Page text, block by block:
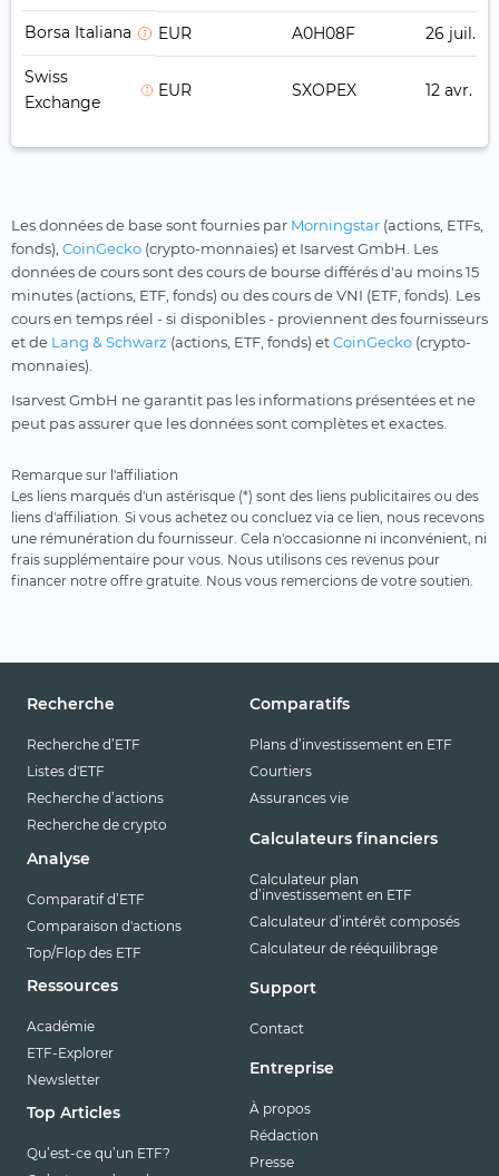
Borsa Italiana EUR A0H08F 26 juil.
Swiss
Exchange
EUR SXOPEX 12 avr.
Les données de base sont fournies par Morningstar (actions, ETFs,
fonds), CoinGecko (crypto-monnaies) et Isarvest GmbH. Les
données de cours sont des cours de bourse différés d'au moins 15
minutes (actions, ETF, fonds) ou des cours de VNI (ETF, fonds). Les
cours en temps réel - si disponibles - proviennent des fournisseurs
et de Lang & Schwarz (actions, ETF, fonds) etCoinGecko (crypto-
monnaies).
Isarvest GmbH ne garantit pas les informations présentées et ne
peut pas assurer que les données sont complètes et exactes.
Remarque sur l'affiliation
Les liens marqués d'un astérisque (*) sont des liens publicitaires ou des
liens d'affiliation. Si vous achetez ou concluez via ce lien, nous recevons
une rémunération du fournisseur. Cela n'occasionne ni inconvénient, ni
frais supplémentaire pour vous. Nous utilisons ces revenus pour
financer notre offre gratuite. Nous vous remercions de votre soutien.
Recherche
Recherche d’ETF
Listes d'ETF
Recherche d’actions
Recherche de crypto
Analyse
Comparatif d’ETF
Comparaison d'actions
Top/Flop des ETF
Ressources
Académie
ETF-Explorer
Newsletter
Top Articles
Qu’est-ce qu’un ETF?
Comparatifs
Plans d’investissement en ETF
Courtiers
Assurances vie
Calculateurs financiers
Calculateur plan
d’investissement en ETF
Calculateur d’intérêt composés
Calculateur de rééquilibrage
Support
Contact
Entreprise
À propos
Rédaction
Presse